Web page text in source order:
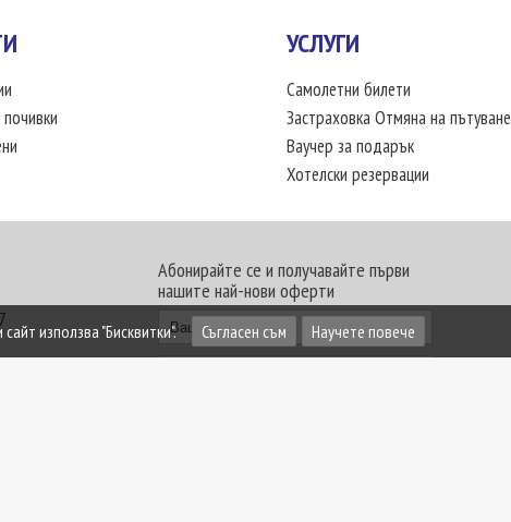
УСЛУГИ
Самолетни билети
Застраховка Отмяна на пътуване
Ваучер за подарък
Хотелски резервации
Абонирайте се и получавайте първи
нашите най-нови оферти
сайт използва "Бисквитки". Съгласен съм Научете повече